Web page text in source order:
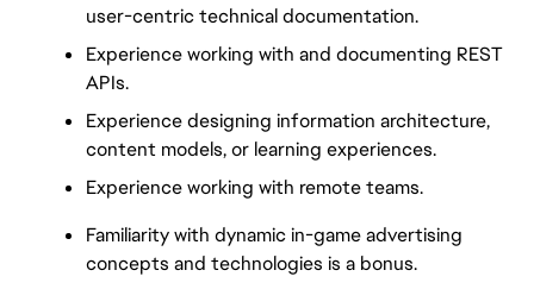
user-centric technical documentation.
Experience working with and documenting REST
APIs.
Experience designing information architecture,
content models, or learning experiences.
Experience working with remote teams.
Familiarity with dynamic in-game advertising
concepts and technologies is a bonus.